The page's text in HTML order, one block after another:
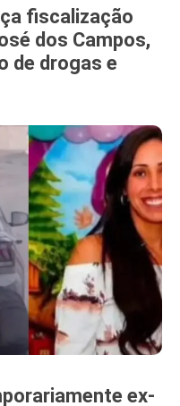
fiscalização
dos Campos,
de drogas e
ex-